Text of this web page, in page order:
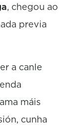
, chegou ao
previa
a canle
máis
cunha